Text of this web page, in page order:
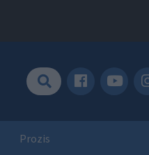
Prozis